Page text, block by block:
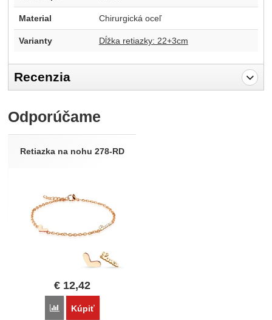
Material Chirurgická oceľ
Varianty Dĺžka retiazky: 22+3cm
Recenzia
Recenzia
Odporúčame
Retiazka na nohu 278-RD
€ 12,42
Porovnať
Kúpiť